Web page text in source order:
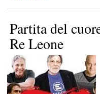
Partita del
Re Leone